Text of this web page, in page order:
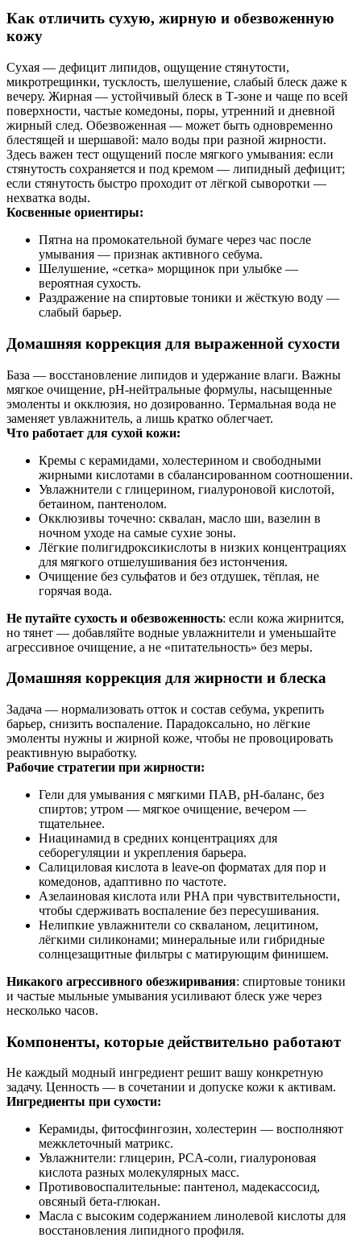
Как отличить сухую, жирную и обезвоженную
кожу
Сухая — дефицит липидов, ощущение стянутости,
микротрещинки, тусклость, шелушение, слабый блеск даже к
вечеру. Жирная — устойчивый блеск в Т‑зоне и чаще по всей
поверхности, частые комедоны, поры, утренний и дневной
жирный след. Обезвоженная — может быть одновременно
блестящей и шершавой: мало воды при разной жирности.
Здесь важен тест ощущений после мягкого умывания: если
стянутость сохраняется и под кремом — липидный дефицит;
если стянутость быстро проходит от лёгкой сыворотки —
нехватка воды.
Косвенные ориентиры:
Пятна на промокательной бумаге через час после
умывания — признак активного себума.
Шелушение, «сетка» морщинок при улыбке —
вероятная сухость.
Раздражение на спиртовые тоники и жёсткую воду —
слабый барьер.
Домашняя коррекция для выраженной сухости
База — восстановление липидов и удержание влаги. Важны
мягкое очищение, рН‑нейтральные формулы, насыщенные
эмоленты и окклюзия, но дозированно. Термальная вода не
заменяет увлажнитель, а лишь кратко облегчает.
Что работает для сухой кожи:
Кремы с керамидами, холестерином и свободными
жирными кислотами в сбалансированном соотношении.
Увлажнители с глицерином, гиалуроновой кислотой,
бетаином, пантенолом.
Окклюзивы точечно: сквалан, масло ши, вазелин в
ночном уходе на самые сухие зоны.
Лёгкие полигидроксикислоты в низких концентрациях
для мягкого отшелушивания без истончения.
Очищение без сульфатов и без отдушек, тёплая, не
горячая вода.
Не путайте сухость и обезвоженность: если кожа жирнится,
но тянет — добавляйте водные увлажнители и уменьшайте
агрессивное очищение, а не «питательность» без меры.
Домашняя коррекция для жирности и блеска
Задача — нормализовать отток и состав себума, укрепить
барьер, снизить воспаление. Парадоксально, но лёгкие
эмоленты нужны и жирной коже, чтобы не провоцировать
реактивную выработку.
Рабочие стратегии при жирности:
Гели для умывания с мягкими ПАВ, рН-баланс, без
спиртов; утром — мягкое очищение, вечером —
тщательнее.
Ниацинамид в средних концентрациях для
себорегуляции и укрепления барьера.
Салициловая кислота в leave‑on форматах для пор и
комедонов, адаптивно по частоте.
Азелаиновая кислота или PHA при чувствительности,
чтобы сдерживать воспаление без пересушивания.
Нелипкие увлажнители со скваланом, лецитином,
лёгкими силиконами; минеральные или гибридные
солнцезащитные фильтры с матирующим финишем.
Никакого агрессивного обезжиривания: спиртовые тоники
и частые мыльные умывания усиливают блеск уже через
несколько часов.
Компоненты, которые действительно работают
Не каждый модный ингредиент решит вашу конкретную
задачу. Ценность — в сочетании и допуске кожи к активам.
Ингредиенты при сухости:
Керамиды, фитосфингозин, холестерин — восполняют
межклеточный матрикс.
Увлажнители: глицерин, PCA‑соли, гиалуроновая
кислота разных молекулярных масс.
Противовоспалительные: пантенол, мадекассосид,
овсяный бета‑глюкан.
Масла с высоким содержанием линолевой кислоты для
восстановления липидного профиля.